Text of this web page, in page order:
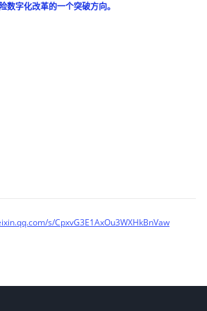
数字化改革的一个突破方向。
s/CpxvG3E1AxOu3WXHkBnVaw